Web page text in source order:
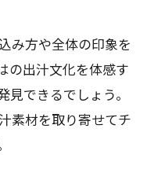
み方や全体の印象を
の出汁文化を体感す
できるでしょう。
素材を取り寄せてチ